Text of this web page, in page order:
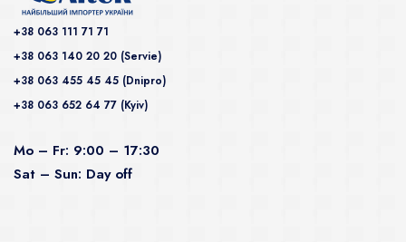
+38 063 111 71 71
+38 063 140 20 20 (Servie)
+38 063 455 45 45 (Dnipro)
+38 063 652 64 77 (Kyiv)
Mo – Fr: 9:00 – 17:30
Sat – Sun: Day off